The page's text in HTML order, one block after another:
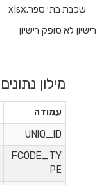
שכבת בתי ספר.xlsx
רישיון לא סופק רישיון
מילון נתונים
עמודה
UNIQ_ID
FCODE_TY
PE